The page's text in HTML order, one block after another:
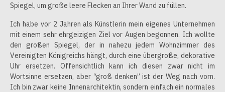
Spiegel, um große leere Flecken an Ihrer Wand zu füllen.
Ich habe vor 2 Jahren als Künstlerin mein eigenes Unternehmen
mit einem sehr ehrgeizigen Ziel vor Augen begonnen. Ich wollte
den großen Spiegel, der in nahezu jedem Wohnzimmer des
Vereinigten Königreichs hängt, durch eine übergroße, dekorative
Uhr ersetzen. Offensichtlich kann ich diesen zwar nicht im
Wortsinne ersetzen, aber “groß denken” ist der Weg nach vorn.
Ich bin zwar keine Innenarchitektin, sondern einfach ein normales